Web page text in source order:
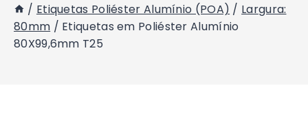
/ Etiquetas Poliéster Alumínio (POA) / Largura:
80mm / Etiquetas em Poliéster Alumínio
80X99,6mm T25